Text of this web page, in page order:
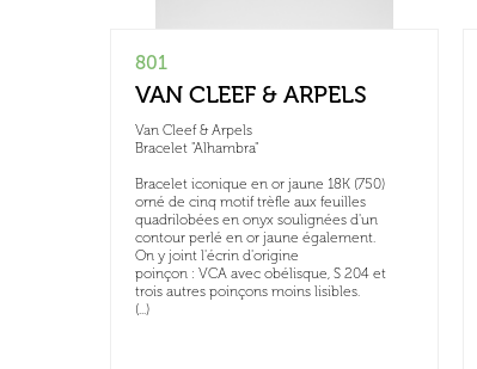
801
VAN CLEEF & ARPELS
Van Cleef & Arpels
Bracelet "Alhambra"
Bracelet iconique en or jaune 18K (750)
orné de cinq motif trèfle aux feuilles
quadrilobées en onyx soulignées d'un
contour perlé en or jaune également.
On y joint l'écrin d'origine
poinçon : VCA avec obélisque, S 204 et
trois autres poinçons moins lisibles.
(...)